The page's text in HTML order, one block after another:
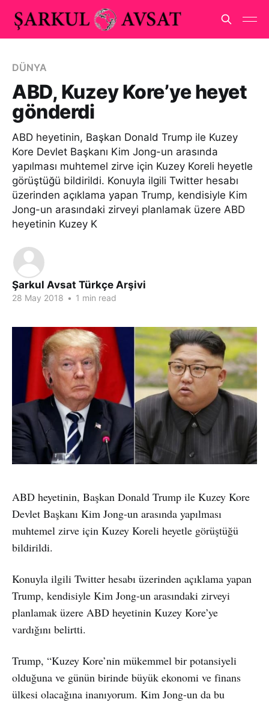
DÜNYA
ABD, Kuzey Kore’ye heyet
gönderdi
ABD heyetinin, Başkan Donald Trump ile Kuzey
Kore Devlet Başkanı Kim Jong-un arasında
yapılması muhtemel zirve için Kuzey Koreli heyetle
görüştüğü bildirildi. Konuyla ilgili Twitter hesabı
üzerinden açıklama yapan Trump, kendisiyle Kim
Jong-un arasındaki zirveyi planlamak üzere ABD
heyetinin Kuzey K
Şarkul Avsat Türkçe Arşivi
28 May 2018 • 1 min read
ABD heyetinin, Başkan Donald Trump ile Kuzey Kore
Devlet Başkanı Kim Jong-un arasında yapılması
muhtemel zirve için Kuzey Koreli heyetle görüştüğü
bildirildi.
Konuyla ilgili Twitter hesabı üzerinden açıklama yapan
Trump, kendisiyle Kim Jong-un arasındaki zirveyi
planlamak üzere ABD heyetinin Kuzey Kore’ye
vardığını belirtti.
Trump, “Kuzey Kore’nin mükemmel bir potansiyeli
olduğuna ve günün birinde büyük ekonomi ve finans
ülkesi olacağına inanıyorum. Kim Jong-un da bu